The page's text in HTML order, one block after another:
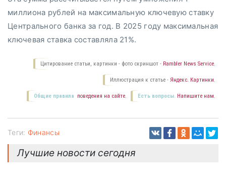
миллиона рублей на максимальную ключевую ставку
Центрального банка за год. В 2025 году максимальная
ключевая ставка составляла 21%.
Цитирование статьи, картинки - фото скриншот - Rambler News Service.
Иллюстрация к статье - Яндекс. Картинки.
Есть вопросы. Напишите нам.
Общие правила поведения на сайте.
Теги: Финансы
Лучшие новости сегодня